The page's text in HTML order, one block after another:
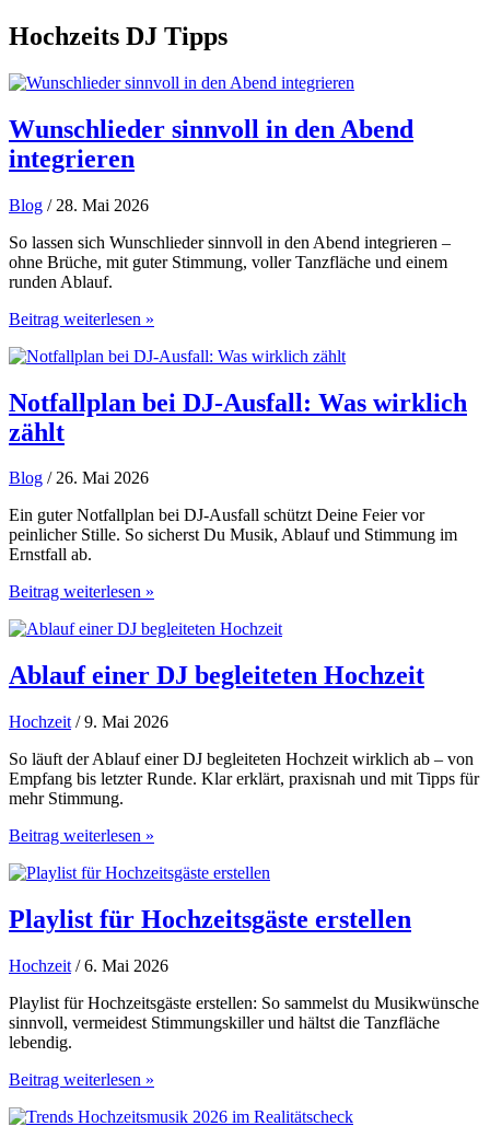
Hochzeits DJ Tipps
Wunschlieder sinnvoll in den Abend
integrieren
Blog / 28. Mai 2026
So lassen sich Wunschlieder sinnvoll in den Abend integrieren –
ohne Brüche, mit guter Stimmung, voller Tanzfläche und einem
runden Ablauf.
Wunschlieder
in
Abend
integrieren
Beitrag weiterlesen »
Notfallplan bei DJ-Ausfall: Was wirklich
zählt
Blog / 26. Mai 2026
Ein guter Notfallplan bei DJ-Ausfall schützt Deine Feier vor
peinlicher Stille. So sicherst Du Musik, Ablauf und Stimmung im
Ernstfall ab.
Notfallplan
DJ-
Was
wirklich
Beitrag weiterlesen »
Ablauf einer DJ begleiteten Hochzeit
Hochzeit / 9. Mai 2026
So läuft der Ablauf einer DJ begleiteten Hochzeit wirklich ab – von
Empfang bis letzter Runde. Klar erklärt, praxisnah und mit Tipps für
mehr Stimmung.
Ablauf
DJ
Hochzeit
Beitrag weiterlesen »
Playlist für Hochzeitsgäste erstellen
Hochzeit / 6. Mai 2026
Playlist für Hochzeitsgäste erstellen: So sammelst du Musikwünsche
sinnvoll, vermeidest Stimmungskiller und hältst die Tanzfläche
lebendig.
Playlist
Hochzeitsgäste
Beitrag weiterlesen »